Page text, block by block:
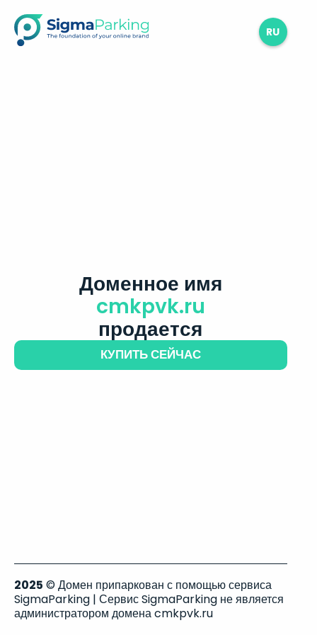
RU
Доменное имя
cmkpvk.ru
продается
КУПИТЬ СЕЙЧАС
2025 © Домен припаркован с помощью сервиса
SigmaParking | Сервис SigmaParking не является
администратором домена cmkpvk.ru